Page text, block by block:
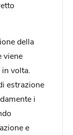
della
viene
volta.
estrazione
i
e